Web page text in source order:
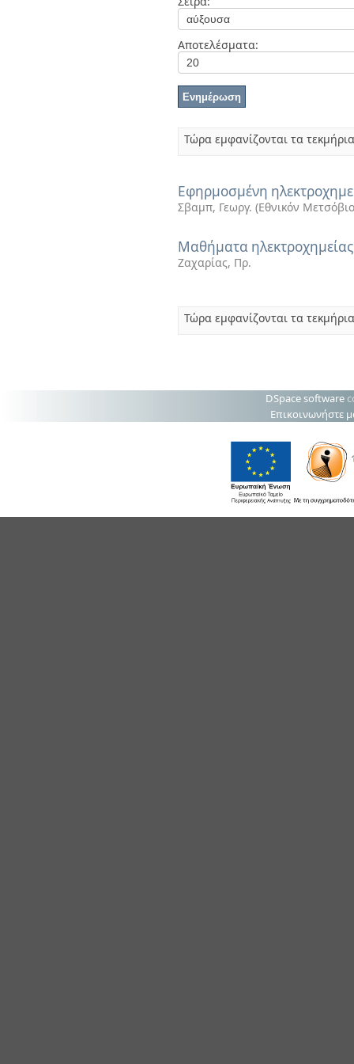
Αποτελέσματα:
Τώρα εμφανίζονται τα
Εφηρμοσμένη
Σβαμπ, Γεωργ. (Εθνικόν
Μαθήματα ηλεκτροχημείας
Ζαχαρίας, Πρ.
Τώρα εμφανίζονται τα
DSpace software
Επικοινωνήστε